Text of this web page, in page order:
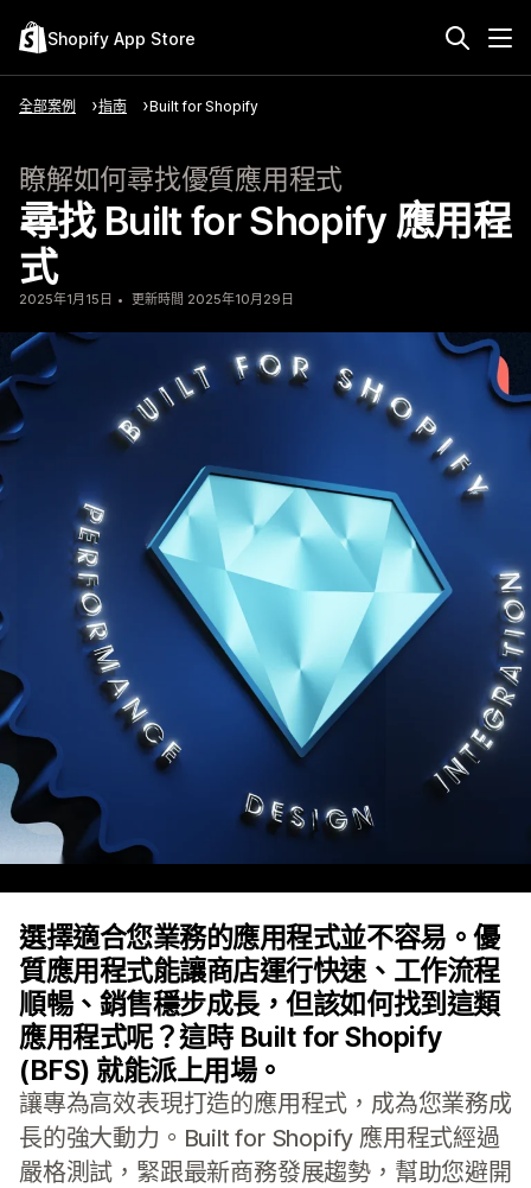
Shopify App Store
全部案例 指南 Built for Shopify
瞭解如何尋找優質應用程式
尋找 Built for Shopify 應用程
式
2025年1月15日 更新時間 2025年10月29日
選擇適合您業務的應用程式並不容易。優
質應用程式能讓商店運行快速、工作流程
順暢、銷售穩步成長，但該如何找到這類
應用程式呢？這時 Built for Shopify
(BFS) 就能派上用場。
讓專為高效表現打造的應用程式，成為您業務成
長的強大動力。Built for Shopify 應用程式經過
嚴格測試，緊跟最新商務發展趨勢，幫助您避開